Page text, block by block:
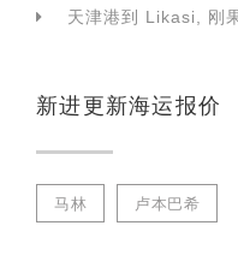
天津港到 Likasi, 刚
新进更新海运报价
马林 卢本巴希